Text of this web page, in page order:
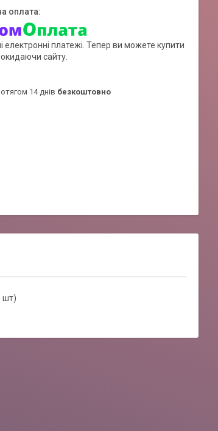
електронні платежі. Тепер ви можете купити
сайту.
14 днів безкоштовно
шт)